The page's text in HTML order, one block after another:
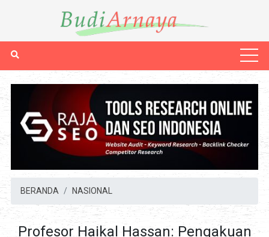
BERANDA NASIONAL
Profesor Haikal Hassan: Pengakuan